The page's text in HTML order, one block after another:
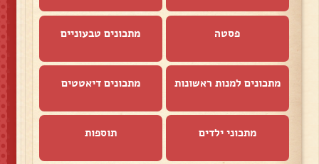
פסטה מתכונים טבעוניים
מתכונים למנות ראשונות מתכונים דיאטטים
מתכוני ילדים תוספות